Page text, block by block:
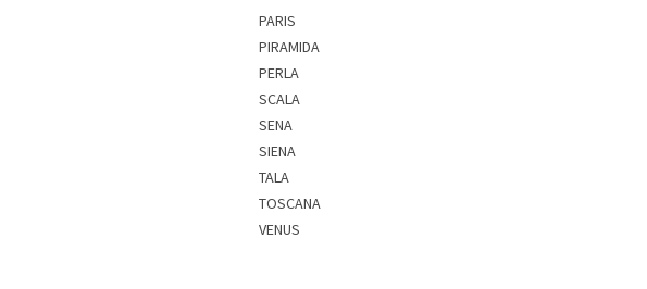
PARIS
PIRAMIDA
PERLA
SCALA
SENA
SIENA
TALA
TOSCANA
VENUS